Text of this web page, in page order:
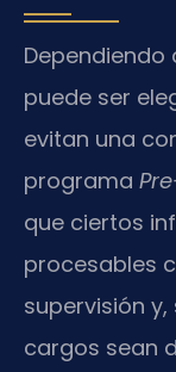
Dependiendo
puede ser
evitan una
programa
que ciertos
procesables
supervisión
cargos sean